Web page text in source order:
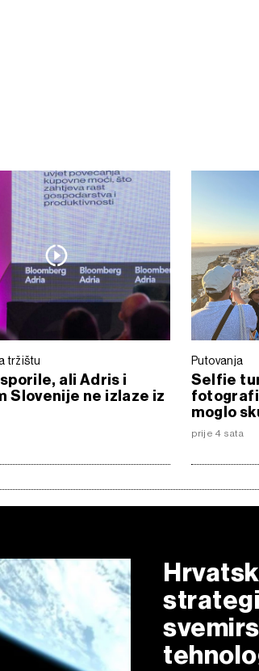
tržištu
ali Adris i
Slovenije ne izlaze iz
Putovanja
Selfie
moglo
prije 4 sata